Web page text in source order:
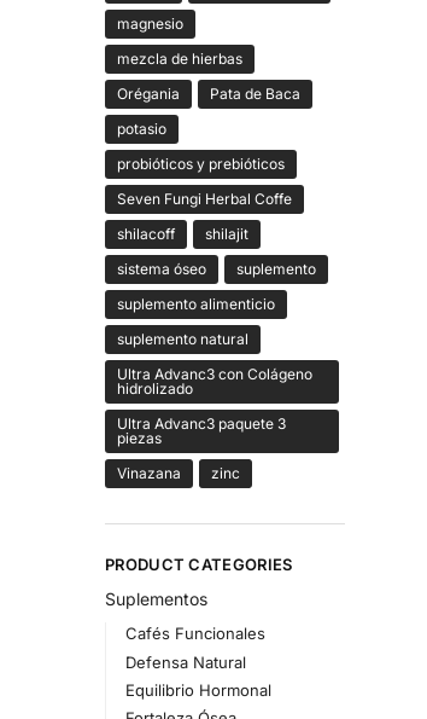
magnesio
mezcla de hierbas
Orégania
Pata de Baca
potasio
probióticos y prebióticos
Seven Fungi Herbal Coffe
shilacoff
shilajit
sistema óseo
suplemento
suplemento alimenticio
suplemento natural
Ultra Advanc3 con Colágeno
hidrolizado
Ultra Advanc3 paquete 3
piezas
Vinazana
zinc
PRODUCT CATEGORIES
Suplementos
Cafés Funcionales
Defensa Natural
Equilibrio Hormonal